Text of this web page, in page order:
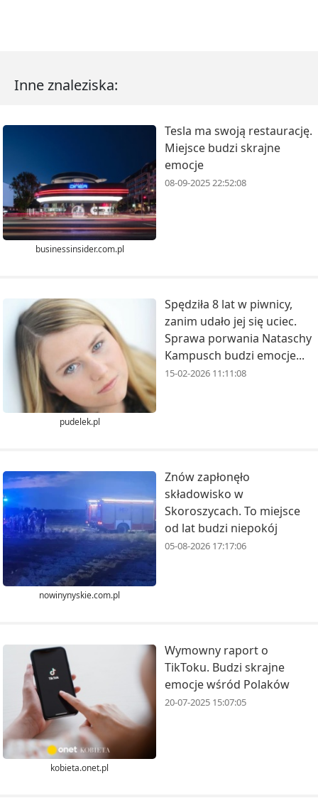
Inne znaleziska:
businessinsider.com.pl
Tesla ma swoją restaurację.
Miejsce budzi skrajne
emocje
08-09-2025 22:52:08
pudelek.pl
Spędziła 8 lat w piwnicy,
zanim udało jej się uciec.
Sprawa porwania Nataschy
Kampusch budzi emocje...
15-02-2026 11:11:08
nowinynyskie.com.pl
Znów zapłonęło
składowisko w
Skoroszycach. To miejsce
od lat budzi niepokój
05-08-2026 17:17:06
kobieta.onet.pl
Wymowny raport o
TikToku. Budzi skrajne
emocje wśród Polaków
20-07-2025 15:07:05